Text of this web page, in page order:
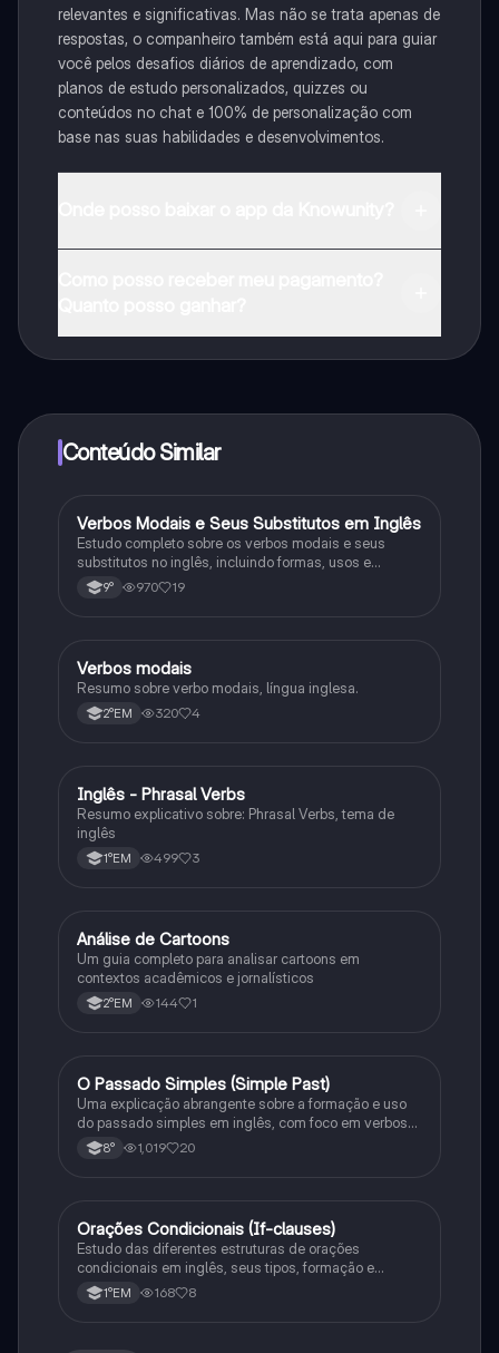
relevantes e significativas. Mas não se trata apenas de
respostas, o companheiro também está aqui para guiar
você pelos desafios diários de aprendizado, com
planos de estudo personalizados, quizzes ou
conteúdos no chat e 100% de personalização com
base nas suas habilidades e desenvolvimentos.
Conteúdo Similar
Inglês
Verbos Modais e Seus Substitutos em Inglês
Estudo completo sobre os verbos modais e seus
substitutos no inglês, incluindo formas, usos e
funções específicas.
9° 970 19
Inglês
Verbos modais
Resumo sobre verbo modais, língua inglesa.
2°EM 320 4
Inglês
Inglês - Phrasal Verbs
Resumo explicativo sobre: Phrasal Verbs, tema de
inglês
1°EM 499 3
Inglês
Análise de Cartoons
Um guia completo para analisar cartoons em
contextos acadêmicos e jornalísticos
2°EM 144 1
Inglês
O Passado Simples (Simple Past)
Uma explicação abrangente sobre a formação e uso
do passado simples em inglês, com foco em verbos
regulares e irregulares, frases negativas e
interrogativas.
8° 1,019 20
Inglês
Orações Condicionais (If-clauses)
Estudo das diferentes estruturas de orações
condicionais em inglês, seus tipos, formação e
exemplos de uso.
1°EM 168 8